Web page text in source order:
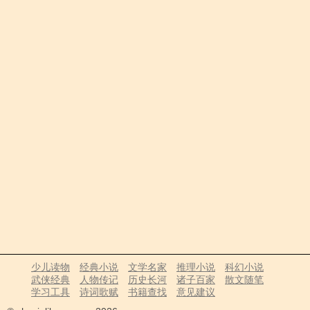
少儿读物 经典小说 文学名家 推理小说
科幻小说
武侠经典
人物传记 历史长河 诸子百家
散文随笔
学习工具
诗词歌赋 书籍查找
意见建议